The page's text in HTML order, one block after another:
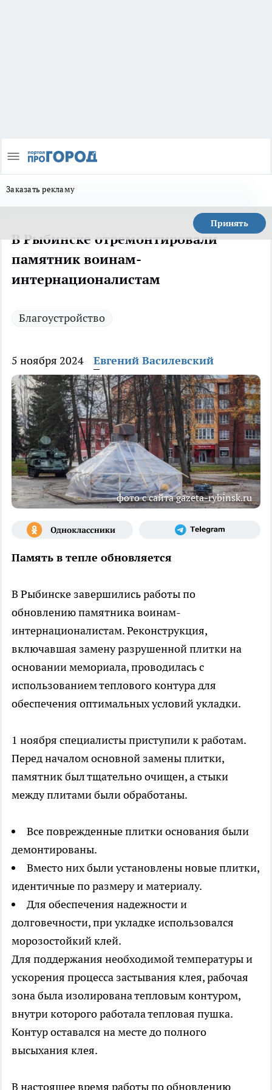
Заказать рекламу
Принять
В Рыбинске отремонтировали
памятник воинам-
интернационалистам
Благоустройство
5 ноября 2024 Евгений Василевский
фото с сайта gazeta-rybinsk.ru
Память в тепле обновляется
В Рыбинске завершились работы по
обновлению памятника воинам-
интернационалистам. Реконструкция,
включавшая замену разрушенной плитки на
основании мемориала, проводилась с
использованием теплового контура для
обеспечения оптимальных условий укладки.
1 ноября специалисты приступили к работам.
Перед началом основной замены плитки,
памятник был тщательно очищен, а стыки
между плитами были обработаны.
Все поврежденные плитки основания были
демонтированы.
Вместо них были установлены новые плитки,
идентичные по размеру и материалу.
Для обеспечения надежности и
долговечности, при укладке использовался
морозостойкий клей.
Для поддержания необходимой температуры и
ускорения процесса застывания клея, рабочая
зона была изолирована тепловым контуром,
внутри которого работала тепловая пушка.
Контур оставался на месте до полного
высыхания клея.
В настоящее время работы по обновлению